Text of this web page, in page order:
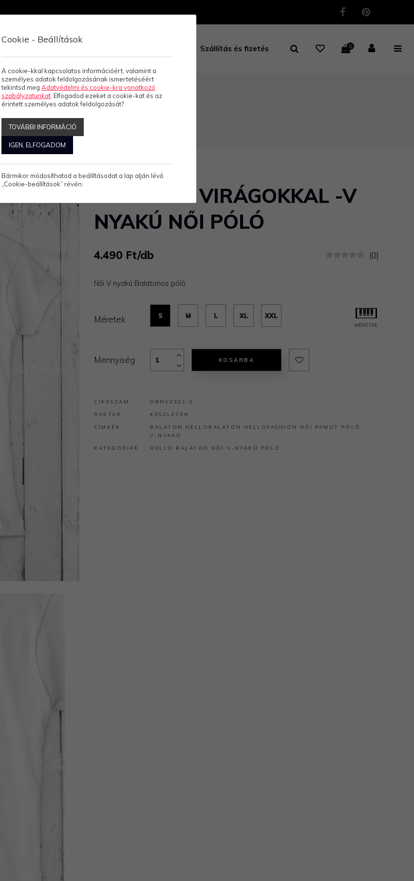
Szállítás és fizetés 0
VIRÁGOKKAL -V NYAKÚ NŐI PÓLÓ
NŐI PÓLÓ
VITORLÁS VIRÁGOKKAL -V
NYAKÚ NŐI PÓLÓ
4.490 Ft/db (0)
Női V nyakú Balatonos póló
Méretek S M L XL XXL
MÉRETEK
Mennyiség KOSÁRBA
CIKKSZÁM
HBNV2321-S
RAKTÁR
KÉSZLETEN
CÍMKÉK
BALATON HELLOBALATON HELLOFASHION NŐI PAMUT
PÓLÓ
V-NYAKÚ
KATEGÓRIÁK
HELLO BALATON NŐI V-NYAKÚ PÓLÓ
Cookie - Beállítások
A cookie-kkal kapcsolatos információért, valamint a
személyes adatok feldolgozásának ismertetéséért
tekintsd meg Adatvédelmi és cookie-kra vonatkozó
szabályzatunkat . Elfogadod ezeket a cookie-kat és az
érintett személyes adatok feldolgozását?
TOVÁBBI INFORMÁCIÓ
IGEN, ELFOGADOM
Bármikor módosíthatod a beállításodat a lap alján lévő
„Cookie-beállítások” révén.